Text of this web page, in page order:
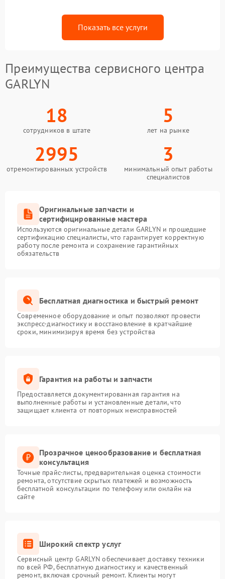
Показать все услуги
Преимущества сервисного центра
GARLYN
18
сотрудников в штате
5
лет на рынке
2995
отремонтированных устройств
3
минимальный опыт работы
специалистов
Оригинальные запчасти и
сертифицированные мастера
Используются оригинальные детали GARLYN и прошедшие
сертификацию специалисты, что гарантирует корректную
работу после ремонта и сохранение гарантийных
обязательств
Бесплатная диагностика и быстрый ремонт
Современное оборудование и опыт позволяют провести
экспресс-диагностику и восстановление в кратчайшие
сроки, минимизируя время без устройства
Гарантия на работы и запчасти
Предоставляется документированная гарантия на
выполненные работы и установленные детали, что
защищает клиента от повторных неисправностей
Прозрачное ценообразование и бесплатная
консультация
Точные прайс-листы, предварительная оценка стоимости
ремонта, отсутствие скрытых платежей и возможность
бесплатной консультации по телефону или онлайн на
сайте
Широкий спектр услуг
Сервисный центр GARLYN обеспечивает доставку техники
по всей РФ, бесплатную диагностику и качественный
ремонт, включая срочный ремонт. Клиенты могут